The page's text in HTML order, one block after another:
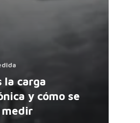
la carga
y cómo se
medir